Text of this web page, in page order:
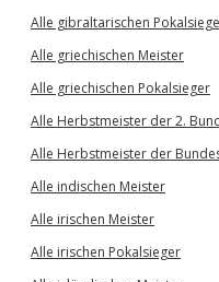
Alle gibraltarischen
Alle griechischen Meister
Alle griechischen Pokalsieger
Alle Herbstmeister der 2.
Alle Herbstmeister der
Alle indischen Meister
Alle irischen Meister
Alle irischen Pokalsieger